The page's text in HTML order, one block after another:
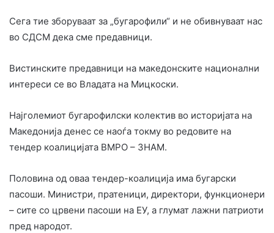
Сега тие зборуваат за „бугарофили“ и не обивнуваат нас
во СДСМ дека сме предавници.
Вистинските предавници на македонските национални
интереси се во Владата на Мицкоски.
Најголемиот бугарофилски колектив во историјата на
Македонија денес се наоѓа токму во редовите на
тендер коалицијата ВМРО – ЗНАМ.
Половина од оваа тендер-коалиција има бугарски
пасоши. Министри, пратеници, директори, функционери
– сите со црвени пасоши на ЕУ, а глумат лажни патриоти
пред народот.